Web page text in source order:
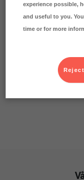
experience possible,
and useful to you.
time or for more